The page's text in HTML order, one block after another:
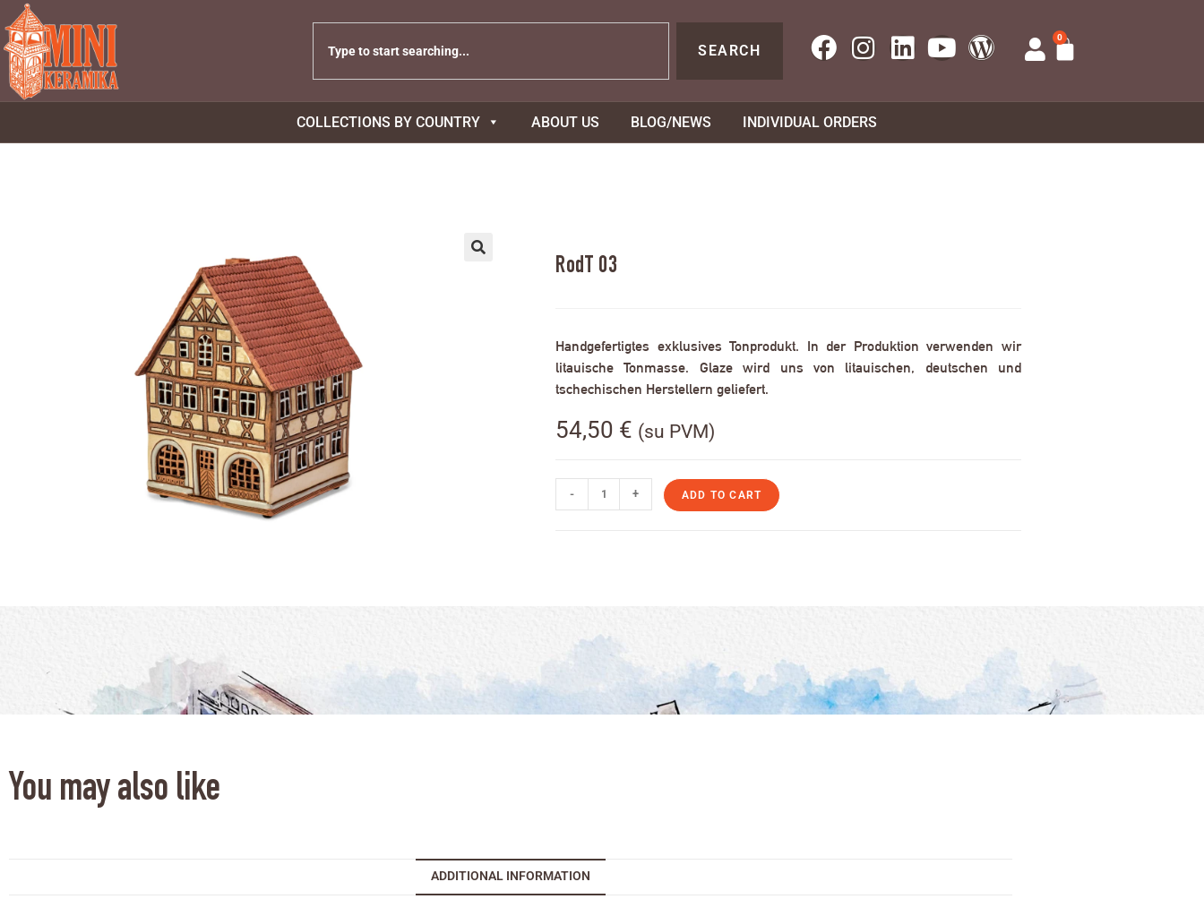
SEARCH
0
COLLECTIONS BY COUNTRY ABOUT US BLOG/NEWS INDIVIDUAL ORDERS
RodT 03
Handgefertigtes exklusives Tonprodukt. In der Produktion verwenden wir
litauische Tonmasse. Glaze wird uns von litauischen, deutschen und
tschechischen Herstellern geliefert.
54,50 € (su PVM)
- + ADD TO CART
You may also like
ADDITIONAL INFORMATION